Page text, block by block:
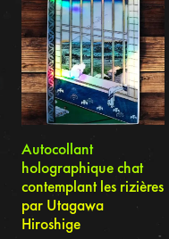
Autocollant
holographique chat
contemplant les rizières
par Utagawa
Hiroshige